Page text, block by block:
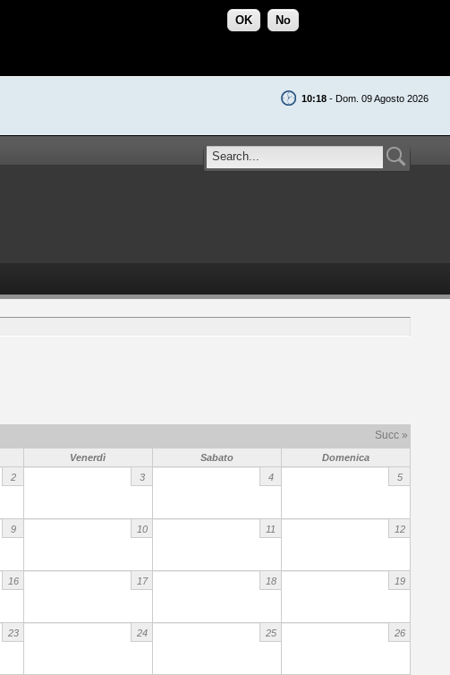
OK No
10:18 - Dom. 09 Agosto 2026
Succ »
Venerdì Sabato Domenica
2 3 4 5
9 10 11 12
16 17 18 19
23 24 25 26